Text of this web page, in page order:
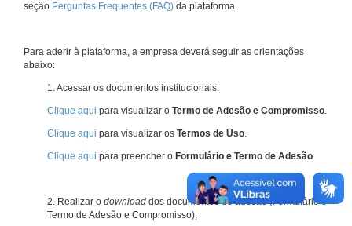
seção Perguntas Frequentes (FAQ) da plataforma.
Para aderir à plataforma, a empresa deverá seguir as orientações
abaixo:
1. Acessar os documentos institucionais:
Clique aqui para visualizar o Termo de Adesão e Compromisso.
Clique aqui para visualizar os Termos de Uso.
Clique aqui para preencher o Formulário e Termo de Adesão
2. Realizar o download dos documentos de adesão (Formulário e
Termo de Adesão e Compromisso);